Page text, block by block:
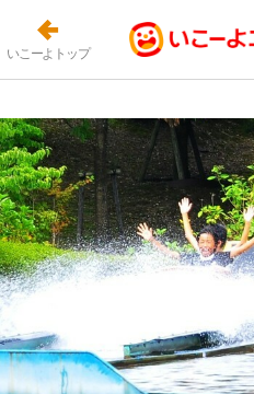
いこーよトップ